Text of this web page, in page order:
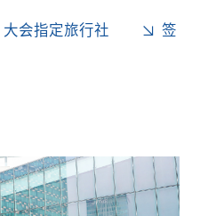
大会指定旅行社
签